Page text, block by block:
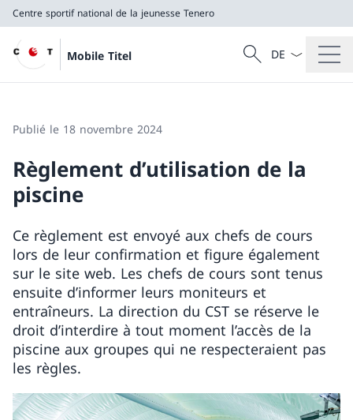
Centre sportif national de la jeunesse Tenero
Mobile Titel
Recherche
Recherche
La langue
Publié le 18 novembre 2024
Règlement d’utilisation de la
piscine
Ce règlement est envoyé aux chefs de cours
lors de leur confirmation et figure également
sur le site web. Les chefs de cours sont tenus
ensuite d’informer leurs moniteurs et
entraîneurs. La direction du CST se réserve le
droit d’interdire à tout moment l’accès de la
piscine aux groupes qui ne respecteraient pas
les règles.